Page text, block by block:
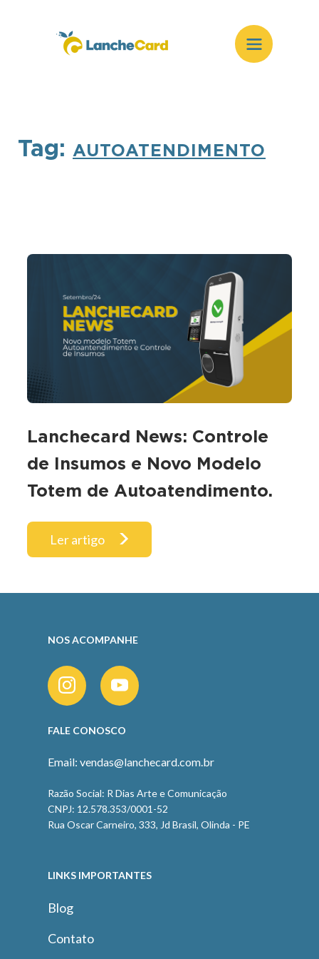
Tag: AUTOATENDIMENTO
Lanchecard News: Controle
de Insumos e Novo Modelo
Totem de Autoatendimento.
Ler artigo
NOS ACOMPANHE
FALE CONOSCO
Email: vendas@lanchecard.com.br
Razão Social: R Dias Arte e Comunicação
CNPJ: 12.578.353/0001-52
Rua Oscar Carneiro, 333, Jd Brasil, Olinda - PE
LINKS IMPORTANTES
Blog
Contato